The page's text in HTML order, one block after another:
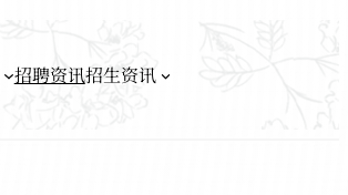
招聘资讯招生资讯